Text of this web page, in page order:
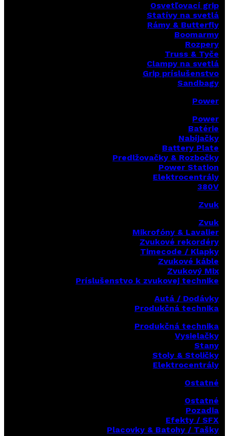
Osvetľovací grip
Statívy na svetlá
Rámy & Butterfly
Boomarmy
Rozpery
Truss & Tyče
Clampy na svetlá
Grip príslušenstvo
Sandbagy
Power
Power
Batérie
Nabíjačky
Battery Plate
Predlžovačky & Rozbočky
Power Station
Elektrocentrály
380V
Zvuk
Zvuk
Mikrofóny & Lavalier
Zvukové rekordéry
Timecode / Klapky
Zvukové káble
Zvukový Mix
Príslušenstvo k zvukovej technike
Autá / Dodávky
Produkčná technika
Produkčná technika
Vysielačky
Stany
Stoly & Stoličky
Elektrocentrály
Ostatné
Ostatné
Pozadia
Efekty / SFX
Placovky & Batohy / Tašky